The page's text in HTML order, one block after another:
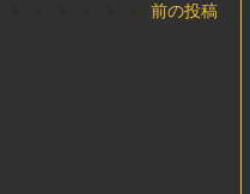
前の投稿